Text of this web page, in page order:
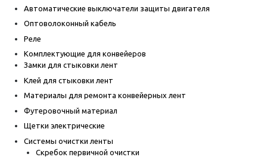
Автоматические выключатели защиты двигателя
Оптоволоконный кабель
Реле
Комплектующие для конвейеров
Замки для стыковки лент
Клей для стыковки лент
Материалы для ремонта конвейерных лент
Футеровочный материал
Щетки электрические
Системы очистки ленты
Скребок первичной очистки